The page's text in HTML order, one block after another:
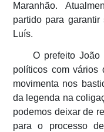
Maranhão.
partido para
Luís.
O prefeito João
políticos com vários
movimenta nos
da legenda na
podemos deixar de
para o processo